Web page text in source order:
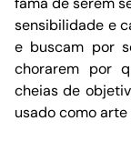
sensibilidade e
e buscam por
chorarem por
cheias de
usado como